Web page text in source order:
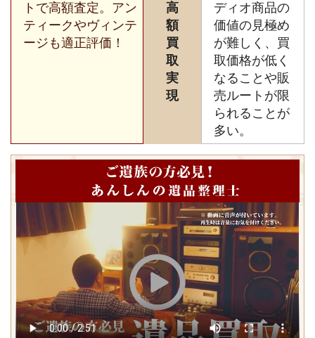
トで高額査定。アン
ティークやヴィンテ
ージも適正評価！
高
額
買
取
実
現
ディオ商品の
価値の見極め
が難しく、買
取価格が低く
なることや販
売ルートが限
られることが
多い。